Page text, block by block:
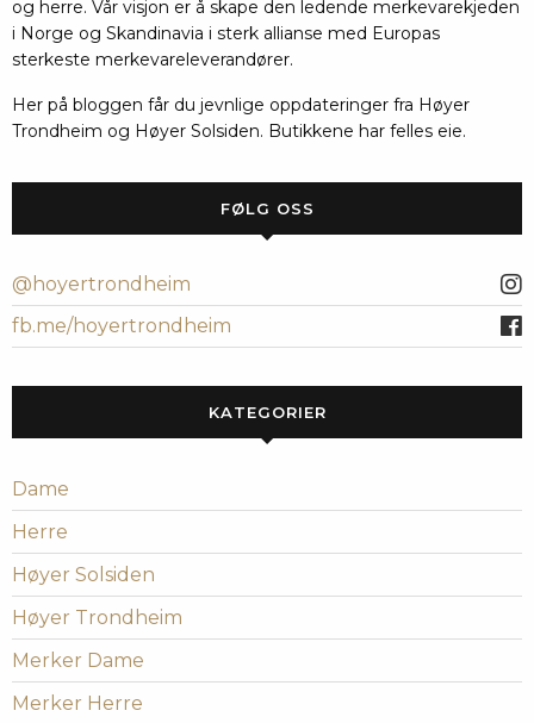
og herre. Vår visjon er å skape den ledende merkevarekjeden
i Norge og Skandinavia i sterk allianse med Europas
sterkeste merkevareleverandører.
Her på bloggen får du jevnlige oppdateringer fra Høyer
Trondheim og Høyer Solsiden. Butikkene har felles eie.
FØLG OSS
@hoyertrondheim
fb.me/hoyertrondheim
KATEGORIER
Dame
Herre
Høyer Solsiden
Høyer Trondheim
Merker Dame
Merker Herre